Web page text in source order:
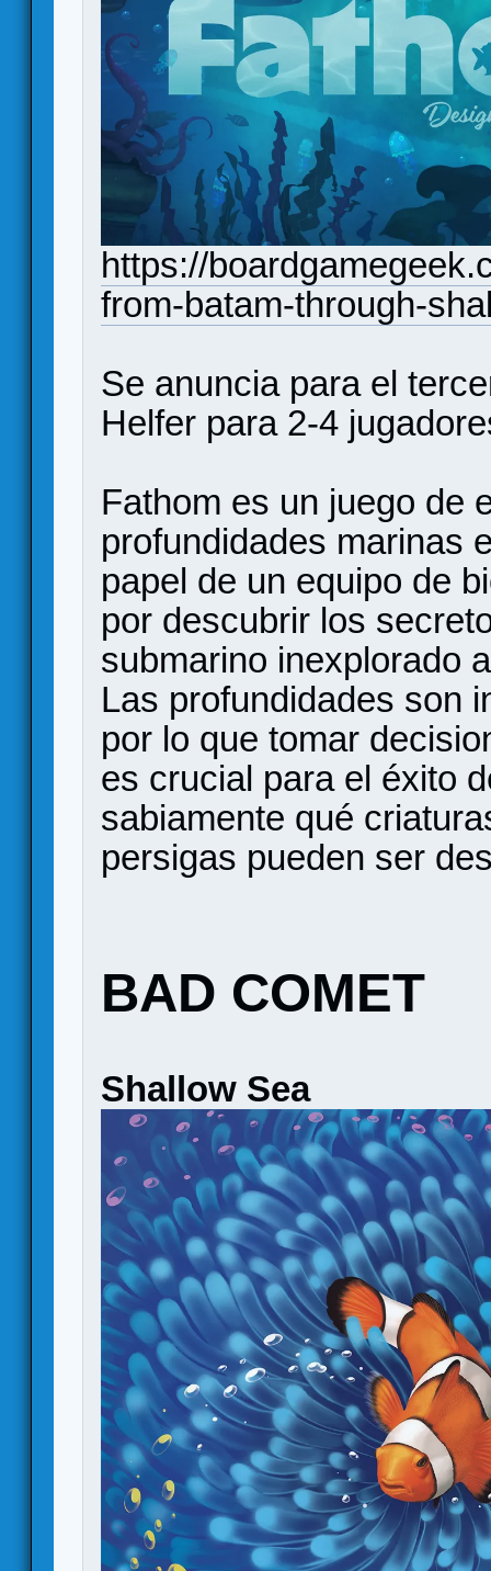
https://
from-batam-through-
Se anuncia para el
Helfer para 2-4
Fathom es un juego de
profundidades marinas
papel de un equipo de
por descubrir los
submarino inexplorado
Las profundidades son
por lo que tomar
es crucial para el éxito
sabiamente qué
persigas pueden ser
BAD COMET
Shallow Sea